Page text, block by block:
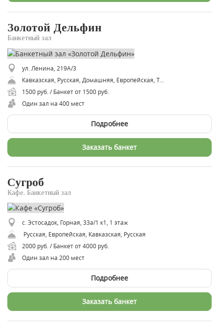
Золотой Дельфин
Банкетный зал
ул. Ленина, 219А/3
Кавказская, Русская, Домашняя, Европейская, Традиционная, Узбекская
1500 руб. / Банкет от 1500 руб.
Один зал на 400 мест
Подробнее
Заказать банкет
Сугроб
Кафе, Банкетный зал
с. Эстосадок, Горная, 33а/1 к1, 1 этаж
Русская, Европейская, Кавказская, Русская
2000 руб. / Банкет от 4000 руб.
Один зал на 200 мест
Подробнее
Заказать банкет